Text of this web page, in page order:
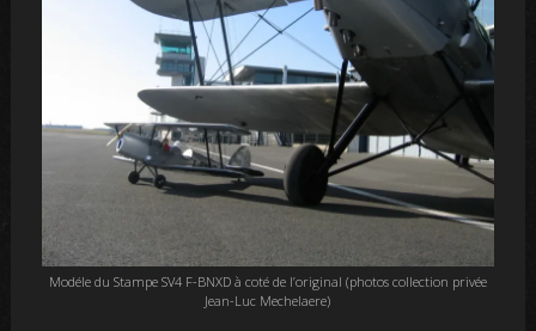
Modéle du Stampe SV4 F-BNXD à coté de l’original (photos collection privée
Jean-Luc Mechelaere)